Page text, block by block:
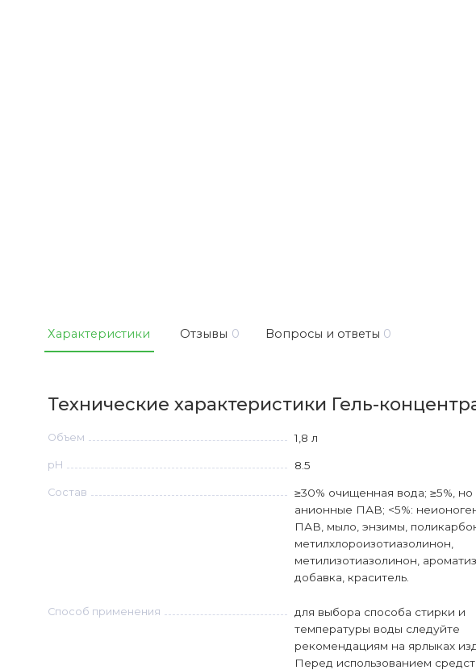
Характеристики Отзывы 0 Вопросы и ответы 0
Технические характеристики Гель-
Объем 1,8 л
рН 8.5
Состав
≥30% очищенная вода; ≥5%, но
анионные ПАВ; <5%:
ПАВ, мыло, энзимы,
метилхлороизотиазолинон,
метилизотиазолинон,
добавка, краситель.
Способ применения
для выбора способа стирки и
температуры воды следуйте
рекомендациям на ярлыках
Перед использованием